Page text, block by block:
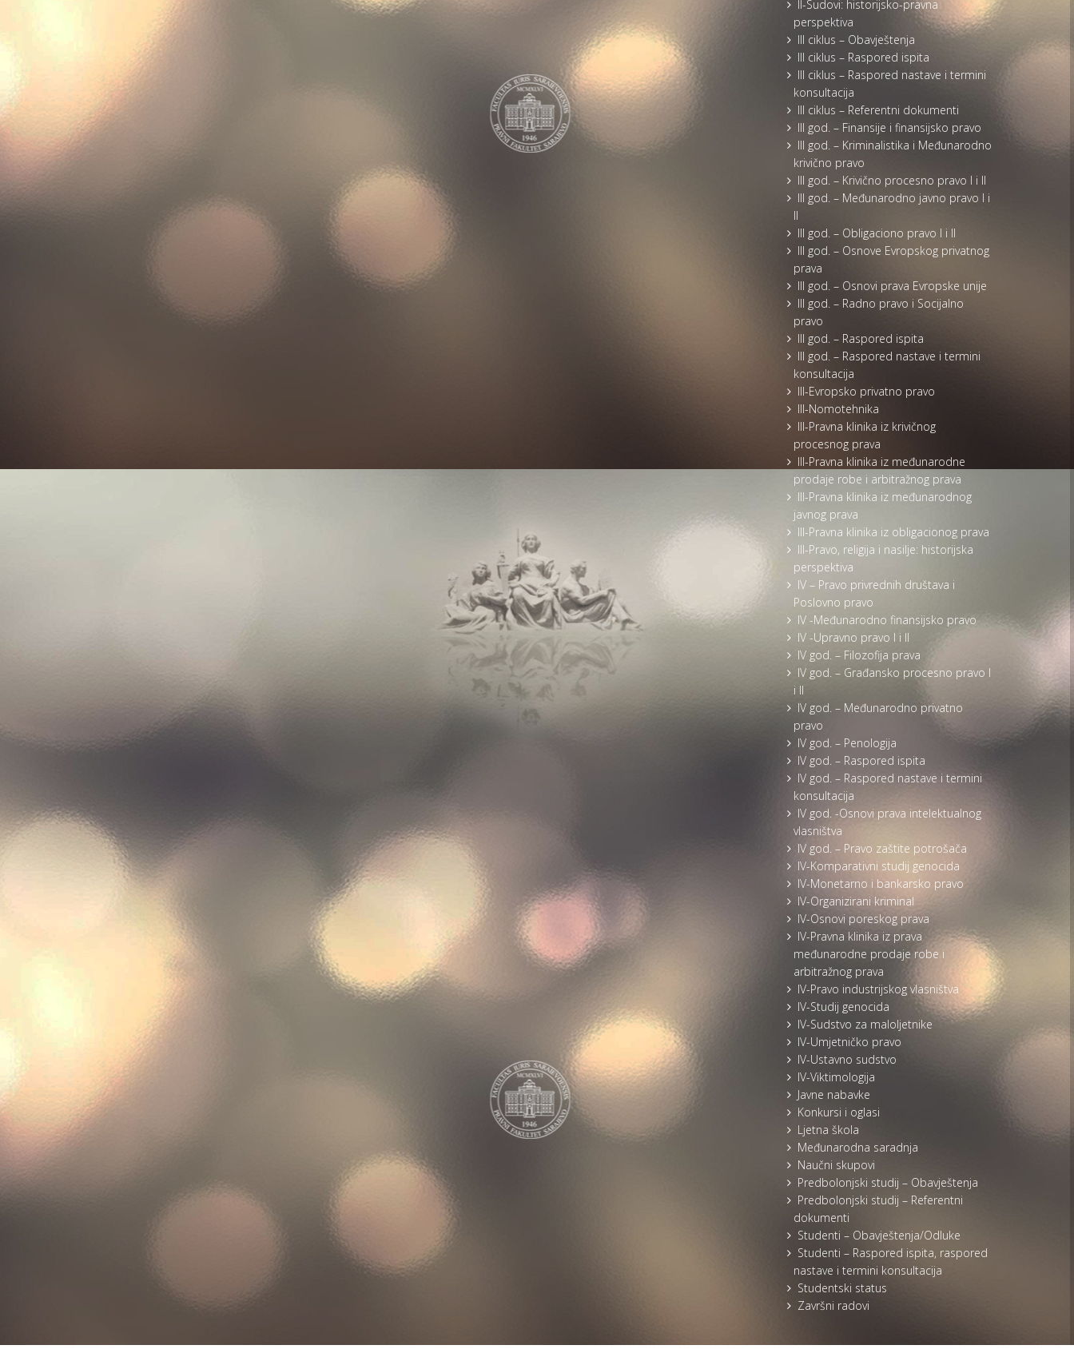
II-Sudovi: historijsko-pravna
perspektiva
III ciklus – Obavještenja
III ciklus – Raspored ispita
III ciklus – Raspored nastave i termini
konsultacija
III ciklus – Referentni dokumenti
III god. – Finansije i finansijsko pravo
III god. – Kriminalistika i Međunarodno
krivično pravo
III god. – Krivično procesno pravo I i II
III god. – Međunarodno javno pravo I i
II
III god. – Obligaciono pravo I i II
III god. – Osnove Evropskog privatnog
prava
III god. – Osnovi prava Evropske unije
III god. – Radno pravo i Socijalno
pravo
III god. – Raspored ispita
III god. – Raspored nastave i termini
konsultacija
III-Evropsko privatno pravo
III-Nomotehnika
III-Pravna klinika iz krivičnog
procesnog prava
III-Pravna klinika iz međunarodne
prodaje robe i arbitražnog prava
III-Pravna klinika iz međunarodnog
javnog prava
III-Pravna klinika iz obligacionog prava
III-Pravo, religija i nasilje: historijska
perspektiva
IV – Pravo privrednih društava i
Poslovno pravo
IV -Međunarodno finansijsko pravo
IV -Upravno pravo I i II
IV god. – Filozofija prava
IV god. – Građansko procesno pravo I
i II
IV god. – Međunarodno privatno
pravo
IV god. – Penologija
IV god. – Raspored ispita
IV god. – Raspored nastave i termini
konsultacija
IV god. -Osnovi prava intelektualnog
vlasništva
IV god. – Pravo zaštite potrošača
IV-Komparativni studij genocida
IV-Monetarno i bankarsko pravo
IV-Organizirani kriminal
IV-Osnovi poreskog prava
IV-Pravna klinika iz prava
međunarodne prodaje robe i
arbitražnog prava
IV-Pravo industrijskog vlasništva
IV-Studij genocida
IV-Sudstvo za maloljetnike
IV-Umjetničko pravo
IV-Ustavno sudstvo
IV-Viktimologija
Javne nabavke
Konkursi i oglasi
Ljetna škola
Međunarodna saradnja
Naučni skupovi
Predbolonjski studij – Obavještenja
Predbolonjski studij – Referentni
dokumenti
Studenti – Obavještenja/Odluke
Studenti – Raspored ispita, raspored
nastave i termini konsultacija
Studentski status
Završni radovi